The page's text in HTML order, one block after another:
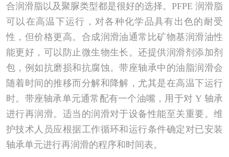
合润滑脂以及聚脲类型都是很好的选择。PFPE 润滑脂
可以在高温下运行，对各种化学品具有出色的耐受
性，但价格更高。合成润滑油通常比矿物基润滑油性
能更好，可以防止微生物生长。还提供润滑剂添加剂
包，例如抗磨损和抗腐蚀。带座轴承中的油脂润滑会
随着时间的推移而分解和降解，尤其是在高温下运行
时。带座轴承单元通常配有一个油嘴，用于对 Y 轴承
进行再润滑。适当的润滑对于设备性能至关重要。维
护技术人员应根据工作循环和运行条件确定对已安装
轴承单元进行再润滑的程序和时间表。